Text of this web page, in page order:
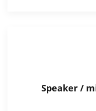
Speaker /